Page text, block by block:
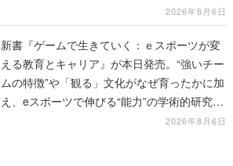
イキック5』『ピンボ』など、新たに12タイ
トルの収録が発表
2026年8月6日
新書『ゲームで生きていく：ｅスポーツが変
える教育とキャリア』が本日発売。“強いチー
ムの特徴”や「観る」文化がなぜ育ったかに加
え、eスポーツで伸びる“能力”の学術的研究も
2026年8月6日